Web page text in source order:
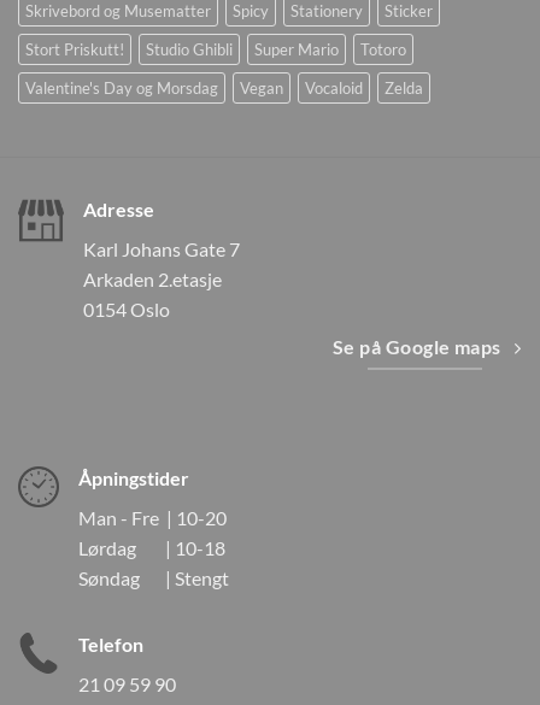
Skrivebord og Musematter
Spicy Stationery
Sticker
Stort Priskutt!
Studio Ghibli Super Mario
Totoro
Valentine's Day og Morsdag
Vegan Vocaloid Zelda
Adresse
Karl Johans Gate 7
Arkaden 2.etasje
0154 Oslo
Se på Google maps
Åpningstider
Man - Fre | 10-20
Lørdag | 10-18
Søndag | Stengt
Telefon
21 09 59 90